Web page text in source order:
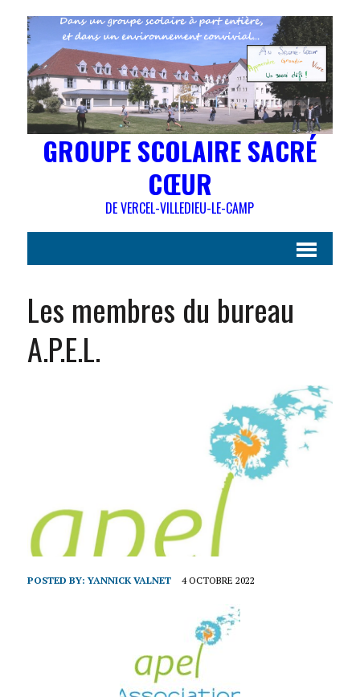
GROUPE SCOLAIRE SACRÉ
CŒUR
DE VERCEL-VILLEDIEU-LE-CAMP
Les membres du bureau
A.P.E.L.
POSTED BY:YANNICK VALNET 4 OCTOBRE 2022